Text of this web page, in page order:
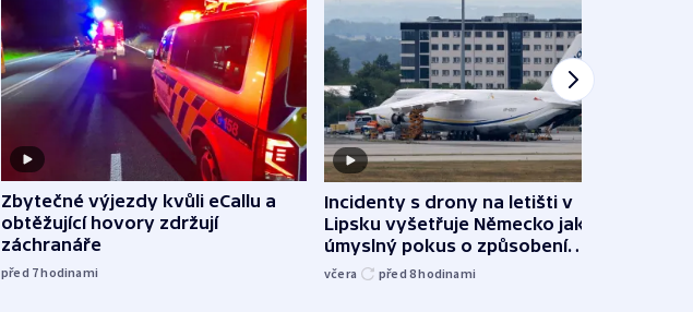
Zbytečné výjezdy kvůli eCallu a
obtěžující hovory zdržují
záchranáře
před 7hodinami
Incidenty s drony na letišti v
Lipsku vyšetřuje Německo jako
úmyslný pokus o způsobení
exploze
včera před 8hodinami